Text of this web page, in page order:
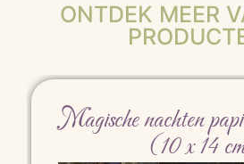
ONTDEK MEER
Magische nachten
(10 x 14